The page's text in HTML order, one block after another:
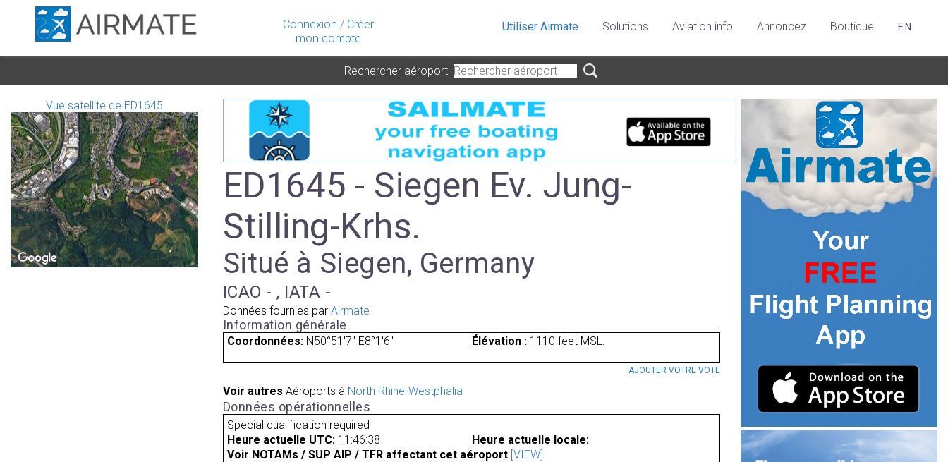
Connexion / Créer
mon compte
Utiliser Airmate Solutions Aviation info Annoncez Boutique EN
Rechercher aéroport
Vue satellite de ED1645
ED1645 - Siegen Ev. Jung-
Stilling-Krhs.
Situé à Siegen, Germany
ICAO - , IATA -
Données fournies par Airmate
Information générale
Coordonnées: N50°51'7" E8°1'6" Élévation :1110 feet MSL.
AJOUTER VOTRE VOTE
Voir autres Aéroports à North Rhine-Westphalia
Données opérationnelles
Special qualification required
Heure actuelle UTC: 11:46:38
Heure actuelle locale:
Voir NOTAMs / SUP AIP / TFR affectant cet aéroport [VIEW]